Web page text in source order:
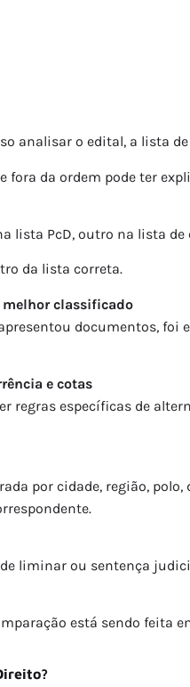
analisar o edital, a lista
da ordem pode ter
lista PcD, outro na lista
da lista correta.
classificado
documentos,
e cotas
regras específicas de
por cidade, região,
liminar ou sentença
está sendo feita